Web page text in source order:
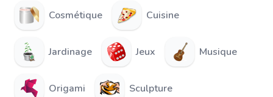
Cosmétique Cuisine
Jardinage Jeux Musique
Origami Sculpture